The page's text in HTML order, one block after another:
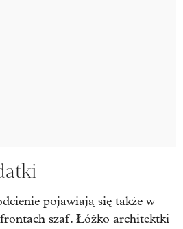
pojawiają się także w
szaf. Łóżko architektki